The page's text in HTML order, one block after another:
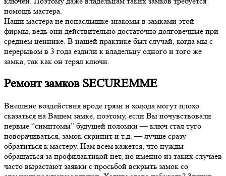
помощь мастера.
Наши мастера не понаслышке знакомы в замками этой
фирмы, ведь они действительно достаточно долговечные при
среднем ценнике. В нашей практике был случай, когда мы с
перерывом в 3 года ездили к владельцу одного и того же
замка, так как он терял ключи.
Ремонт замков SECUREMME
Внешние воздействия вроде грязи и холода могут плохо
сказаться на Вашем замке, поэтому, если Вы почувствовали
первые “симптомы” будущей поломки — ключ стал туго
поворачиваться, замок скрипит и т.д. — лучше сразу
обратиться к мастеру. Нам всем кажется, что нужды
обращаться за профилактикой нет, но именно из таких случаев
часто вырастают заявки с просьбой вскрыть замок со